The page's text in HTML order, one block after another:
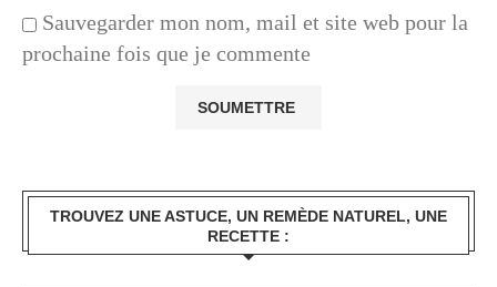
Sauvegarder mon nom, mail et site web pour la
prochaine fois que je commente
TROUVEZ UNE ASTUCE, UN REMÈDE NATUREL, UNE
RECETTE :